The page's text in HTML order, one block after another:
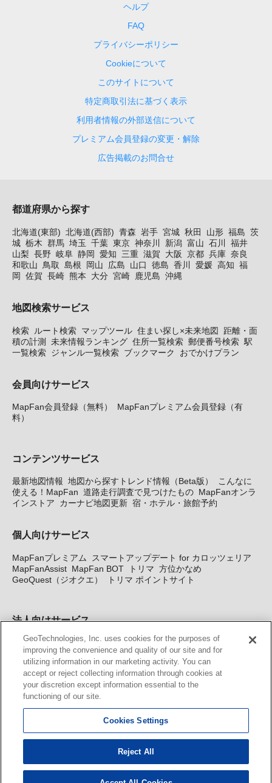
ヘルプ
FAQ
プライバシーポリシー
Cookieについて
このサイトについて
特定商取引法に基づく表示
利用者情報の外部送信について
プレミアム会員登録の変更・解除
広告掲載のお問合せ
都道府県から探す
北海道(東部) 北海道(西部) 青森 岩手 宮城 秋田 山形 福島 茨
城 栃木 群馬 埼玉 千葉 東京 神奈川 新潟 富山 石川
福井
山梨 長野 岐阜 静岡 愛知 三重 滋賀 大阪 京都 兵庫 奈良
和歌山
鳥取 島根 岡山 広島 山口 徳島 香川 愛媛 高知 福
岡
佐賀 長崎 熊本 大分 宮崎 鹿児島 沖縄
地図検索サービス
検索 ルート検索 マップツール 住まい探し×未来地図
距離・面
積の計測 未来情報ランキング 住所一覧検索 郵便番号検索 駅
一覧検索 ジャンル一覧検索 ブックマーク おでかけプラン
会員向けサービス
MapFan会員登録（無料）
MapFanプレミアム会員登録（有
料）
コンテンツサービス
最新地図情報 地図から探すトレンド情報（Beta版）
こんなに
使える！MapFan 道路走行調査で見つけたもの MapFanオンラ
インストア
カーナビ地図更新 宿・ホテル・旅館予約
個人向けサービス
MapFanプレミアム
スマートアップデート for カロッツェリア
MapFanAssist MapFan BOT トリマ 方位かなめ
GeoQuest（ジオクエ）
トリマ ポイントサイト
法人向けサービス
法人向け地図・位置情報サービス WEBサイト・システム向け地
図API Windows PC向け地図開発キット MapFan DB 住所確認
サービス
MAP WORLD+ トリマ広告 Geo-Research
カーナビ地図更新サービス
MapFan スマートメンバーズ カロッツェリア地図割プラス
KENWOOD MapFan Club
GeoTechnologies, Inc. uses cookies for the purposes of
improving the convenience and quality of our site and for
utilizing information in our marketing activity. You can
accept or reject collecting information through cookies at
your discretion except information essential to the
functioning of our site.
Cookies Settings
Reject All